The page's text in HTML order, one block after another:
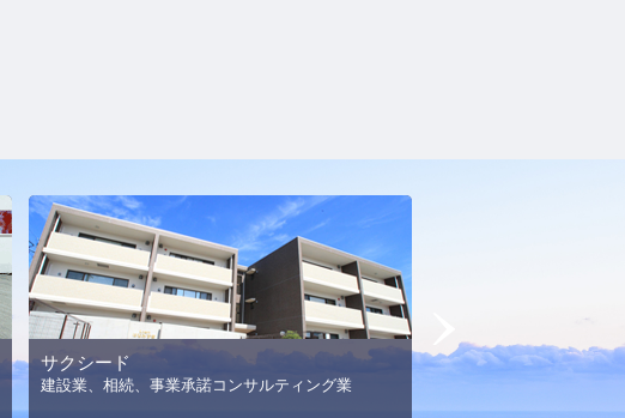
サクシード
建設業、相続、事業承諾コンサルティング業
MSエネルギー
Next